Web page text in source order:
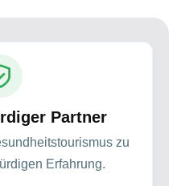
Partner
zu
Erfahrung.